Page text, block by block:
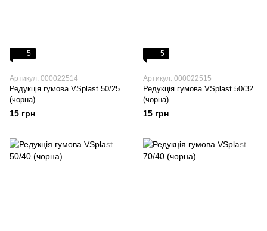
5
Артикул: 000022514
Редукція гумова VSplast 50/25
(чорна)
15 грн
5
Артикул: 000022515
Редукція гумова VSplast 50/32
(чорна)
15 грн